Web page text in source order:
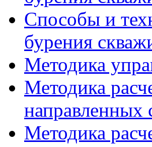
Способы и
бурения
Методика
Методика
направленных
Методика